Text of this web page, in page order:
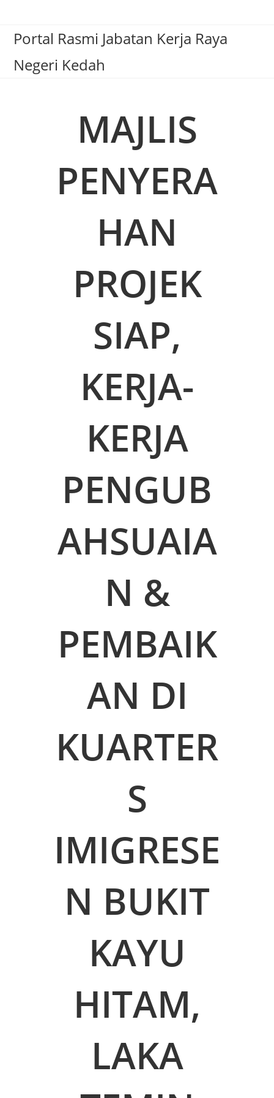
Portal Rasmi Jabatan Kerja Raya
Negeri Kedah
MAJLIS
PENYERA
HAN
PROJEK
SIAP,
KERJA-
KERJA
PENGUB
AHSUAIA
N &
PEMBAIK
AN DI
KUARTER
S
IMIGRESE
N BUKIT
KAYU
HITAM,
LAKA